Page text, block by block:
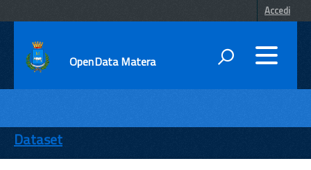
Accedi
OpenData Matera
ENTI
TEMI
Dataset